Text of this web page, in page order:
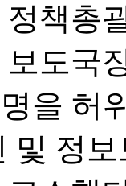
책총
도국
을 허
및 정